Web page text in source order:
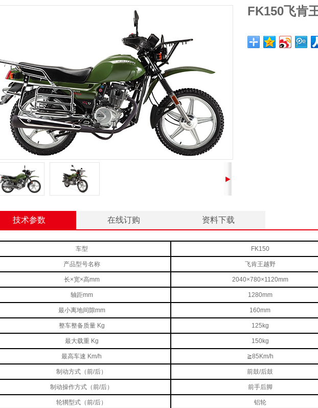
FK150飞肯
技术参数 在线订购 资料下载
车型 FK150
产品型号名称 飞肯王越野
长×宽×高mm 2040×780×1120mm
轴距mm 1280mm
最小离地间隙mm 160mm
整车整备质量 Kg 125kg
最大载重 Kg 150kg
最高车速 Km/h ≧85Km/h
制动方式（前/后） 前鼓/后鼓
制动操作方式（前/后） 前手后脚
轮辋型式（前/后） 铝轮